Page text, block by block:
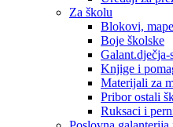
Za školu
Blokovi,
Boje školske
Galant.dječja-
Knjige i
Materijali za
Pribor ostali
Ruksaci i